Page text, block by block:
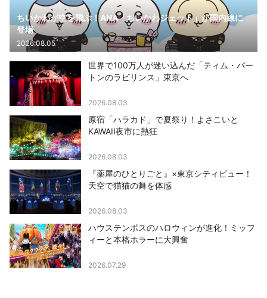
ちいかわが空を飛ぶ！ANA「ちいかわジェット」が国内線に
登場
2026.08.05
世界で100万人が迷い込んだ「ティム・バー
トンのラビリンス」東京へ
2026.08.03
原宿「ハラカド」で夏祭り！よさこいと
KAWAII夜市に熱狂
2026.08.03
『薬屋のひとりごと』×東京シティビュー！
天空で猫猫の舞を体感
2026.08.03
ハウステンボスのハロウィンが進化！ミッフ
ィーと本格ホラーに大興奮
2026.07.29